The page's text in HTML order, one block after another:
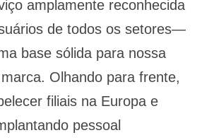
amplamente reconhecida
de todos os setores—
base sólida para nossa
Olhando para frente,
filiais na Europa e
pessoal